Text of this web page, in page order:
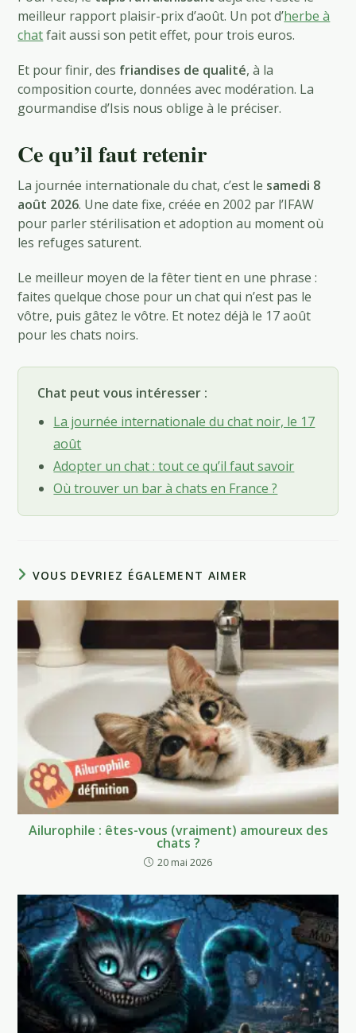
meilleur rapport plaisir-prix d’août. Un pot d’herbe à
chatfait aussi son petit effet, pour trois euros.
Et pour finir, des friandises de qualité, à la
composition courte, données avec modération. La
gourmandise d’Isis nous oblige à le préciser.
Ce qu’il faut retenir
La journée internationale du chat, c’est le samedi 8
août 2026. Une date fixe, créée en 2002 par l’IFAW
pour parler stérilisation et adoption au moment où
les refuges saturent.
Le meilleur moyen de la fêter tient en une phrase :
faites quelque chose pour un chat qui n’est pas le
vôtre, puis gâtez le vôtre. Et notez déjà le 17 août
pour les chats noirs.
Chat peut vous intéresser :
La journée internationale du chat noir, le 17
août
Adopter un chat : tout ce qu’il faut savoir
Où trouver un bar à chats en France ?
VOUS DEVRIEZ ÉGALEMENT AIMER
Ailurophile : êtes-vous (vraiment) amoureux des
chats ?
20 mai 2026